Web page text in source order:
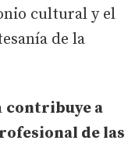
cultural y el
de la
contribuye a
de las